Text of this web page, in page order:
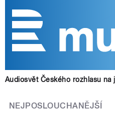
Audiosvět Českého rozhlasu na
NEJPOSLOUCHANĚJŠÍ